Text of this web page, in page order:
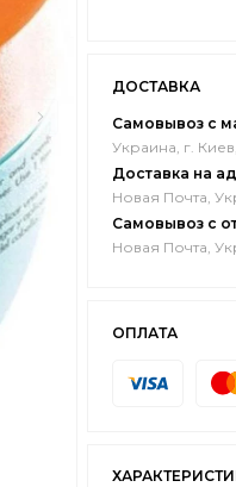
ДОСТАВКА
Самовывоз с
Украина, г.
Доставка на
Новая Почта,
Самовывоз с
Новая Почта,
ОПЛАТА